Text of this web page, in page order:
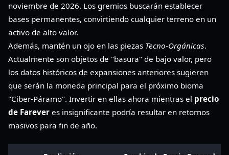
noviembre de 2026. Los gremios buscarán establecer
bases permanentes, convirtiendo cualquier terreno en un
activo de alto valor.
Además, mantén un ojo en las piezas Tecno-Orgánicas.
Actualmente son objetos de "basura" de bajo valor, pero
los datos históricos de expansiones anteriores sugieren
que serán la moneda principal para el próximo bioma
"Ciber-Páramo". Invertir en ellas ahora mientras el precio
de Farever es insignificante podría resultar en retornos
masivos para fin de año.